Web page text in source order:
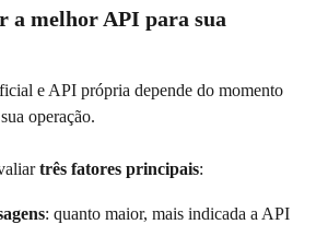
a melhor API para sua
e API própria depende do momento
operação.
três fatores principais:
: quanto maior, mais indicada a API